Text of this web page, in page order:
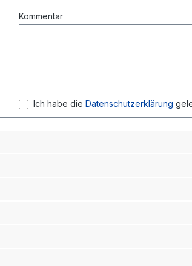
Kommentar
Ich habe die Datenschutzerklärung